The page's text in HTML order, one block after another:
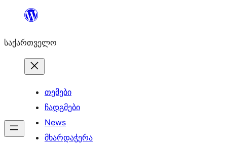
შიგთავსზე
საქართველო
თემები
ჩადგმები
News
მხარდაჭერა